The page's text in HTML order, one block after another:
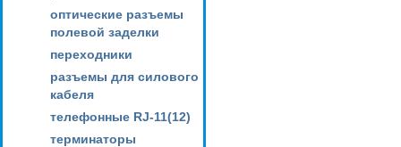
оптические разъемы
полевой заделки
переходники
разъемы для силового
кабеля
телефонные RJ-11(12)
терминаторы